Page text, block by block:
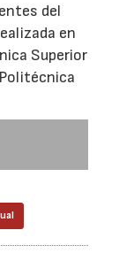
del
en
Superior